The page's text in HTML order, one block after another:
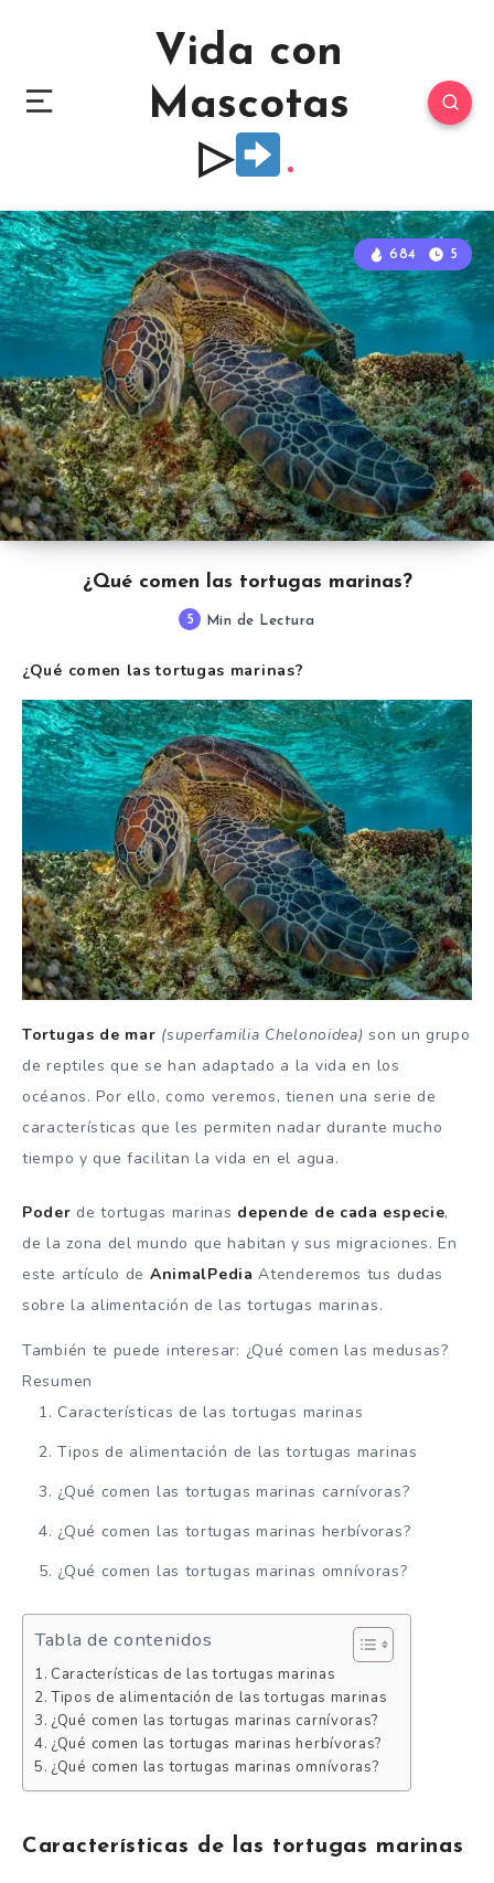
Vida con
Mascotas
▷
¿Qué comen las tortugas marinas?
684 5
5 Min de Lectura
¿Qué comen las tortugas marinas?
Tortugas de mar (superfamilia Chelonoidea)son un grupo
de reptiles que se han adaptado a la vida en los
océanos. Por ello, como veremos, tienen una serie de
características que les permiten nadar durante mucho
tiempo y que facilitan la vida en el agua.
Poder de tortugas marinas depende de cada especie,
de la zona del mundo que habitan y sus migraciones. En
este artículo de AnimalPedia Atenderemos tus dudas
sobre la alimentación de las tortugas marinas.
También te puede interesar: ¿Qué comen las medusas?
Resumen
Características de las tortugas marinas
Tipos de alimentación de las tortugas marinas
¿Qué comen las tortugas marinas carnívoras?
¿Qué comen las tortugas marinas herbívoras?
¿Qué comen las tortugas marinas omnívoras?
Tabla de contenidos
Características de las tortugas marinas
Tipos de alimentación de las tortugas marinas
¿Qué comen las tortugas marinas carnívoras?
¿Qué comen las tortugas marinas herbívoras?
¿Qué comen las tortugas marinas omnívoras?
Características de las tortugas marinas